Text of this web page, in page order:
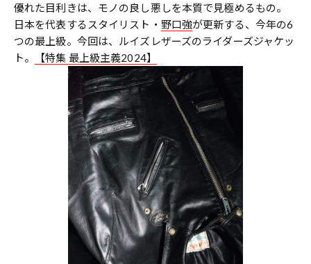
優れた目利きは、モノの良し悪しを本質で見極めるもの。
日本を代表するスタイリスト・ 野口強が更新する、今年の6
つの最上級。今回は、ルイズレザーズのライダーズジャケッ
ト。
【特集 最上級主義2024】